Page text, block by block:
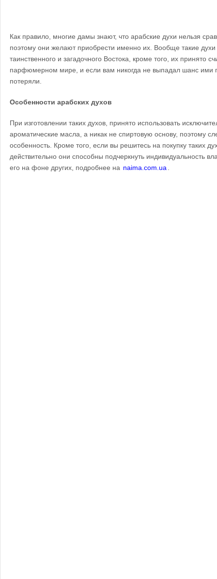
Как правило, многие дамы знают, что арабские духи нельзя
поэтому они желают приобрести именно их. Вообще такие
таинственного и загадочного Востока, кроме того, их принято
парфюмерном мире, и если вам никогда не выпадал шанс ими
потеряли.
Особенности арабских духов
При изготовлении таких духов, принято использовать
ароматические масла, а никак не спиртовую основу, поэтому
особенность. Кроме того, если вы решитесь на покупку таких
действительно они способны подчеркнуть индивидуальность
его на фоне других, подробнее на naima.com.ua